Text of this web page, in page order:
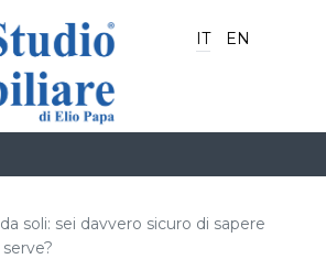
IT EN
soli: sei davvero sicuro di sapere